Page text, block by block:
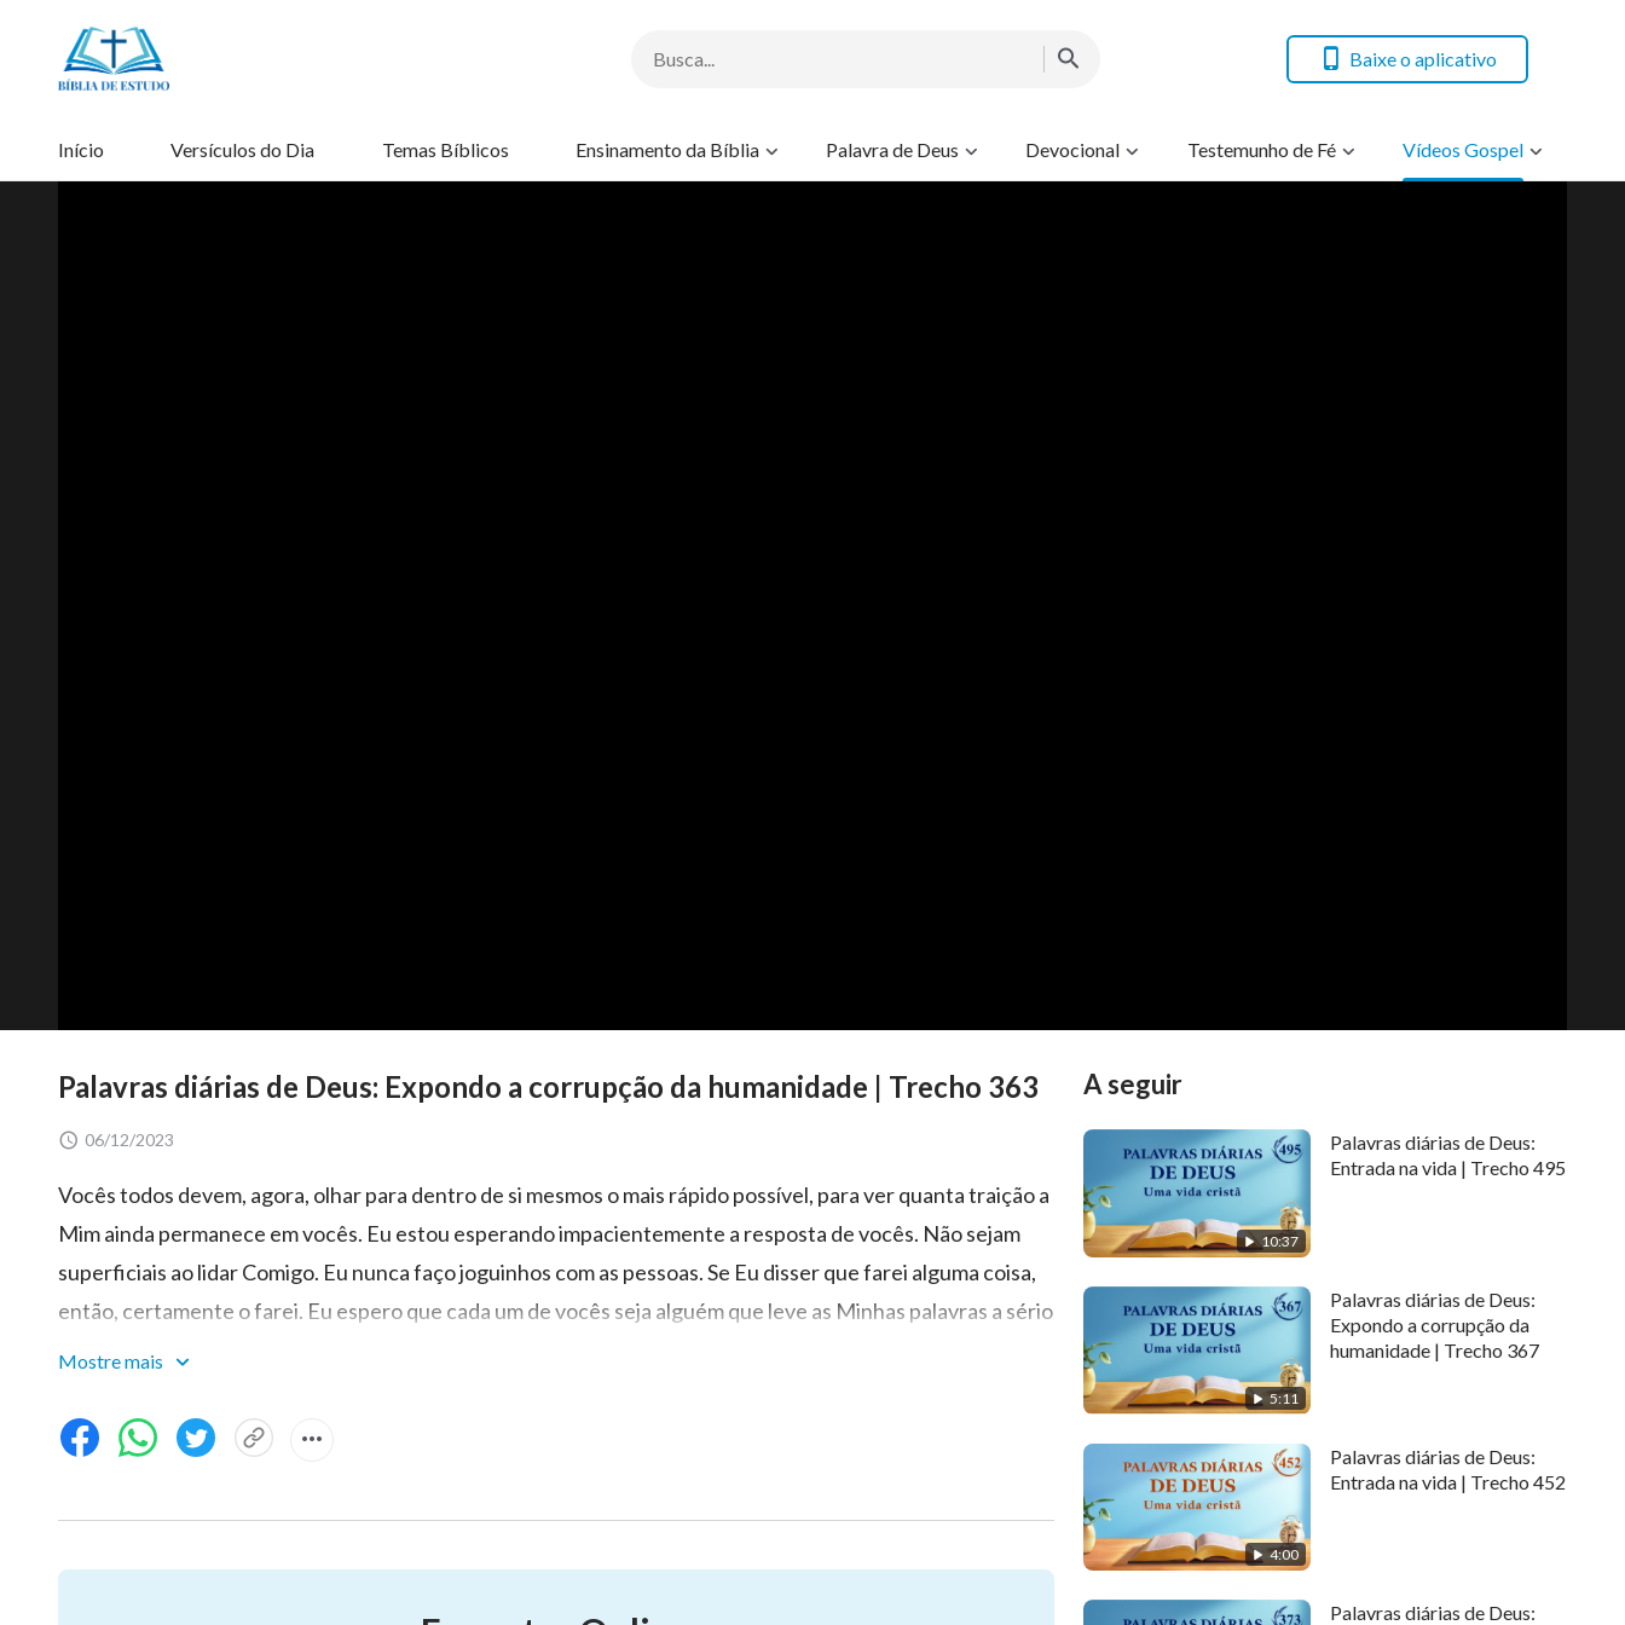
Baixe o aplicativo
Início Versículos do Dia Temas Bíblicos Ensinamento da Bíblia Palavra de Deus Devocional Testemunho de Fé Vídeos Gospel
Palavras diárias de Deus: Expondo a corrupção da humanidade | Trecho 363
06/12/2023
Vocês todos devem, agora, olhar para dentro de si mesmos o mais rápido possível, para ver quanta traição a
Mim ainda permanece em vocês. Eu estou esperando impacientemente a resposta de vocês. Não sejam
superficiais ao lidar Comigo. Eu nunca faço joguinhos com as pessoas. Se Eu disser que farei alguma coisa,
então, certamente o farei. Eu espero que cada um de vocês seja alguém que leve as Minhas palavras a sério
e não achem que são ficção científica. O que Eu quero é ação concreta da parte de vocês, não suas
um servidor, então, pode prestar serviço a Mim com lealdade, sem quaisquer traços de negligência ou
negatividade? 2. Se descobrir que Eu nunca o apreciei, você ainda será capaz de permanecer e prestar-Me
Mim, Eu não satisfizer suas exigências mesquinhas, você ficará desanimado e decepcionado Comigo ou até
Mostre mais
A seguir
10:37
Palavras diárias de Deus:
Entrada na vida | Trecho 495
5:11
Palavras diárias de Deus:
Expondo a corrupção da
humanidade | Trecho 367
4:00
Palavras diárias de Deus:
Entrada na vida | Trecho 452
Palavras diárias de Deus: